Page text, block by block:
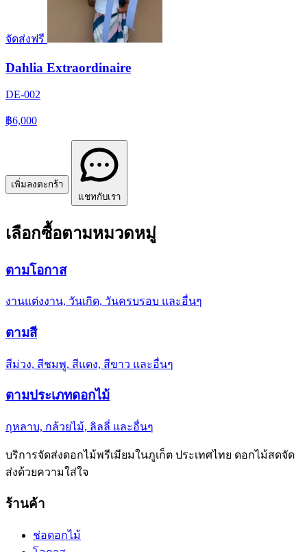
จัดส่งฟรี
Dahlia Extraordinaire
DE-002
฿6,000
เพิ่มลงตะกร้า
แชทกับเรา
เลือกซื้อตามหมวดหมู่
ตามโอกาส
งานแต่งงาน, วันเกิด, วันครบรอบ และอื่นๆ
ตามสี
สีม่วง, สีชมพู, สีแดง, สีขาว และอื่นๆ
ตามประเภทดอกไม้
กุหลาบ, กล้วยไม้, ลิลลี่ และอื่นๆ
บริการจัดส่งดอกไม้พรีเมียมในภูเก็ต ประเทศไทย ดอกไม้สดจัด
ส่งด้วยความใส่ใจ
ร้านค้า
ช่อดอกไม้